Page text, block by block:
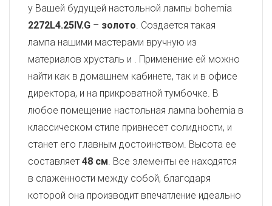
у Вашей будущей настольной лампы bohemia
2272L4.25IV.G – золото. Создается такая
лампа нашими мастерами вручную из
материалов хрусталь и . Применение ей можно
найти как в домашнем кабинете, так и в офисе
директора, и на прикроватной тумбочке. В
любое помещение настольная лампа bohemia в
классическом стиле привнесет солидности, и
станет его главным достоинством. Высота ее
составляет 48 см. Все элементы ее находятся
в слаженности между собой, благодаря
которой она производит впечатление идеально